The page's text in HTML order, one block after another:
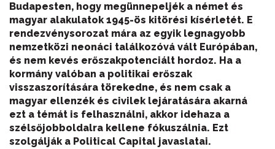
Budapesten, hogy megünnepeljék a német és
magyar alakulatok 1945-ös kitörési kísérletét. E
rendezvénysorozat mára az egyik legnagyobb
nemzetközi neonáci találkozóvá vált Európában,
és nem kevés erőszakpotenciált hordoz. Ha a
kormány valóban a politikai erőszak
visszaszorítására törekedne, és nem csak a
magyar ellenzék és civilek lejáratására akarná
ezt a témát is felhasználni, akkor idehaza a
szélsőjobboldalra kellene fókuszálnia. Ezt
szolgálják a Political Capital javaslatai.